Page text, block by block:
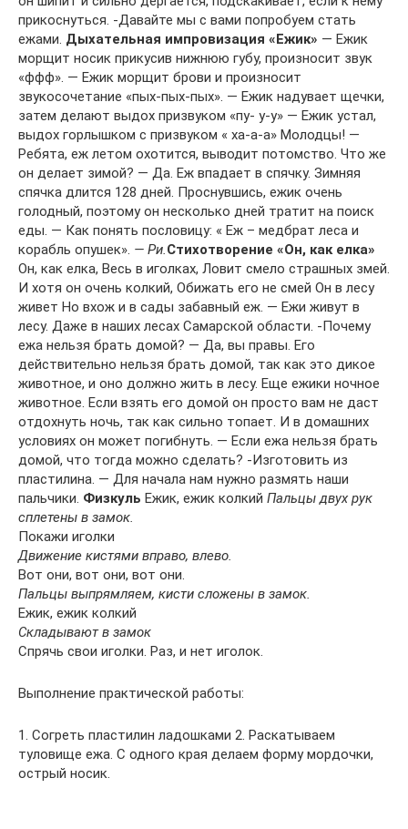
прикоснуться. -Давайте мы с вами попробуем стать
ежами. Дыхательная импровизация «Ежик» — Ежик
морщит носик прикусив нижнюю губу, произносит звук
«ффф». — Ежик морщит брови и произносит
звукосочетание «пых-пых-пых». — Ежик надувает щечки,
затем делают выдох призвуком «пу- у-у» — Ежик устал,
выдох горлышком с призвуком « ха-а-а» Молодцы! —
Ребята, еж летом охотится, выводит потомство. Что же
он делает зимой? — Да. Еж впадает в спячку. Зимняя
спячка длится 128 дней. Проснувшись, ежик очень
голодный, поэтому он несколько дней тратит на поиск
еды. — Как понять пословицу: « Еж – медбрат леса и
корабль опушек». — Ри.Стихотворение «Он, как елка»
Он, как елка, Весь в иголках, Ловит смело страшных змей.
И хотя он очень колкий, Обижать его не смей Он в лесу
живет Но вхож и в сады забавный еж. — Ежи живут в
лесу. Даже в наших лесах Самарской области. -Почему
ежа нельзя брать домой? — Да, вы правы. Его
действительно нельзя брать домой, так как это дикое
животное, и оно должно жить в лесу. Еще ежики ночное
животное. Если взять его домой он просто вам не даст
отдохнуть ночь, так как сильно топает. И в домашних
условиях он может погибнуть. — Если ежа нельзя брать
домой, что тогда можно сделать? -Изготовить из
пластилина. — Для начала нам нужно размять наши
пальчики. Физкуль Ежик, ежик колкий Пальцы двух рук
сплетены в замок.
Покажи иголки
Движение кистями вправо, влево.
Вот они, вот они, вот они.
Пальцы выпрямляем, кисти сложены в замок.
Ежик, ежик колкий
Складывают в замок
Спрячь свои иголки. Раз, и нет иголок.
Выполнение практической работы:
1. Согреть пластилин ладошками 2. Раскатываем
туловище ежа. С одного края делаем форму мордочки,
острый носик.